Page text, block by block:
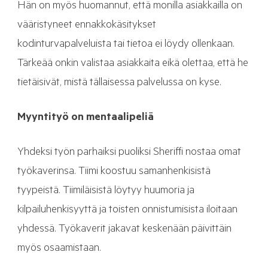
Hän on myös huomannut, että monilla asiakkailla on
vääristyneet ennakkokäsitykset
kodinturvapalveluista tai tietoa ei löydy ollenkaan.
Tärkeää onkin valistaa asiakkaita eikä olettaa, että he
tietäisivät, mistä tällaisessa palvelussa on kyse.
Myyntityö on mentaalipeliä
Yhdeksi työn parhaiksi puoliksi Sheriffi nostaa omat
työkaverinsa. Tiimi koostuu samanhenkisistä
tyypeistä. Tiimiläisistä löytyy huumoria ja
kilpailuhenkisyyttä ja toisten onnistumisista iloitaan
yhdessä. Työkaverit jakavat keskenään päivittäin
myös osaamistaan.